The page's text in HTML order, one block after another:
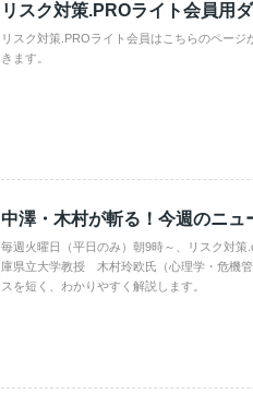
リスク対策.PROライト会員用
リスク対策.PROライト会員はこちらのページ
きます。
中澤・木村が斬る！今週のニュ
毎週火曜日（平日のみ）朝9時～、リスク対
庫県立大学教授 木村玲欧氏（心理学・危機
スを短く、わかりやすく解説します。